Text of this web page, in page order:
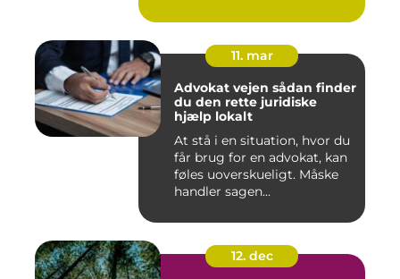
11. mar
Advokat vejen sådan finder
du den rette juridiske
hjælp lokalt
At stå i en situation, hvor du
får brug for en advokat, kan
føles uoverskueligt. Måske
handler sagen...
12. dec